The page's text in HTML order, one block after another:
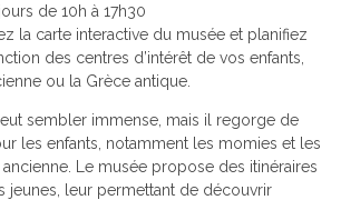
de 10h à 17h30
la carte interactive du musée et planifiez
des centres d’intérêt de vos enfants,
ou la Grèce antique.
sembler immense, mais il regorge de
les enfants, notamment les momies et les
ancienne. Le musée propose des itinéraires
jeunes, leur permettant de découvrir